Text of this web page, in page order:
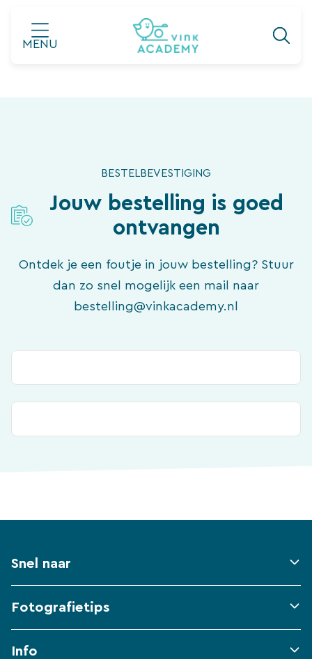
naar
MENU
BESTELBEVESTIGING
Jouw bestelling is goed
ontvangen
Ontdek je een foutje in jouw bestelling? Stuur
dan zo snel mogelijk een mail naar
bestelling@vinkacademy.nl
Snel naar
Fotografietips
Info